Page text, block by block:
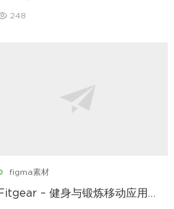
248
figma素材
Fitgear – 健身与锻炼移动应用